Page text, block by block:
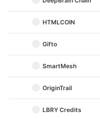
HTMLCOIN
Gifto
SmartMesh
OriginTrail
LBRY Credits